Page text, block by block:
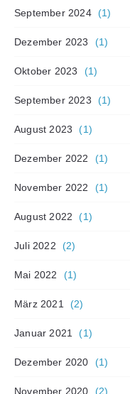
September 2024 (1)
Dezember 2023 (1)
Oktober 2023 (1)
September 2023 (1)
August 2023 (1)
Dezember 2022 (1)
November 2022 (1)
August 2022 (1)
Juli 2022 (2)
Mai 2022 (1)
März 2021 (2)
Januar 2021 (1)
Dezember 2020 (1)
November 2020 (2)